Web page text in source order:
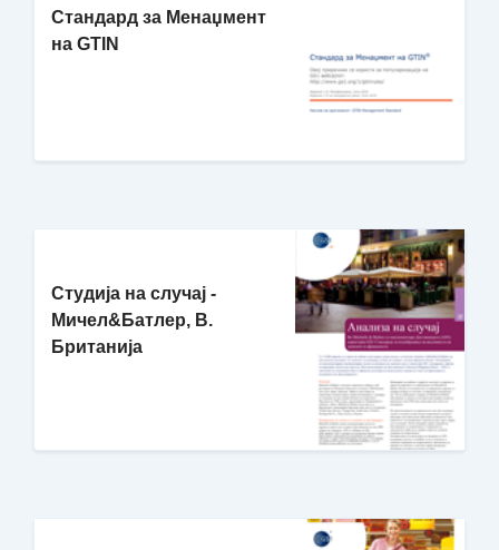
Стандард за Менаџмент
на GTIN
Студија на случај -
Мичел&Батлер, В.
Британија